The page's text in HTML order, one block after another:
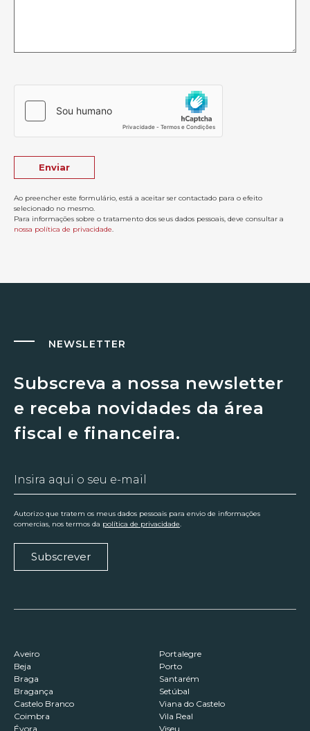
Ao preencher este formulário, está a aceitar ser contactado para o efeito
selecionado no mesmo.
Para informações sobre o tratamento dos seus dados pessoais, deve consultar a
nossa política de privacidade.
NEWSLETTER
Subscreva a nossa newsletter
e receba novidades da área
fiscal e financeira.
Autorizo que tratem os meus dados pessoais para envio de informações
comercias, nos termos da política de privacidade.
Subscrever
Aveiro
Beja
Braga
Bragança
Castelo Branco
Coimbra
Évora
Portalegre
Porto
Santarém
Setúbal
Viana do Castelo
Vila Real
Viseu